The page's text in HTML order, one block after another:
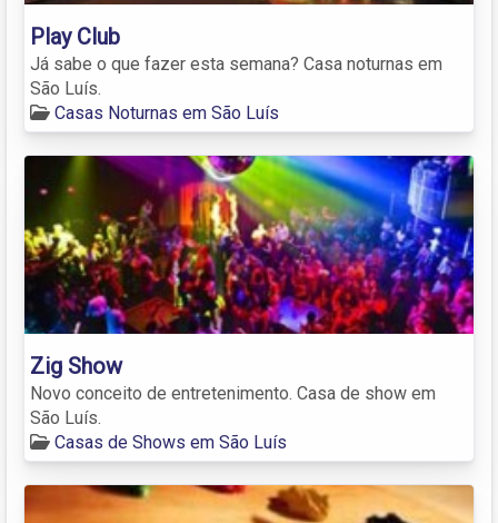
Play Club
Já sabe o que fazer esta semana? Casa noturnas em
São Luís.
Casas Noturnas em São Luís
Zig Show
Novo conceito de entretenimento. Casa de show em
São Luís.
Casas de Shows em São Luís